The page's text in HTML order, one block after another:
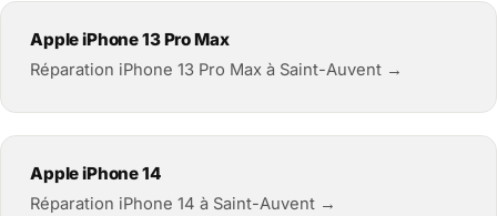
Apple iPhone 13 Pro Max
Réparation iPhone 13 Pro Max à Saint-Auvent →
Apple iPhone 14
Réparation iPhone 14 à Saint-Auvent →